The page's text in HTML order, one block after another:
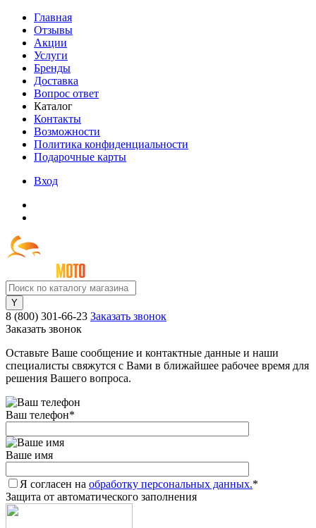
Главная
Отзывы
Акции
Услуги
Бренды
Доставка
Вопрос ответ
Каталог
Контакты
Возможности
Политика конфиденциальности
Подарочные карты
Вход
8 (800) 301-66-23 Заказать звонок
Заказать звонок
Оставьте Ваше сообщение и контактные данные и наши
специалисты свяжутся с Вами в ближайшее рабочее время для
решения Вашего вопроса.
Ваш телефон*
Ваше имя
Я согласен на обработку персональных данных.*
Защита от автоматического заполнения